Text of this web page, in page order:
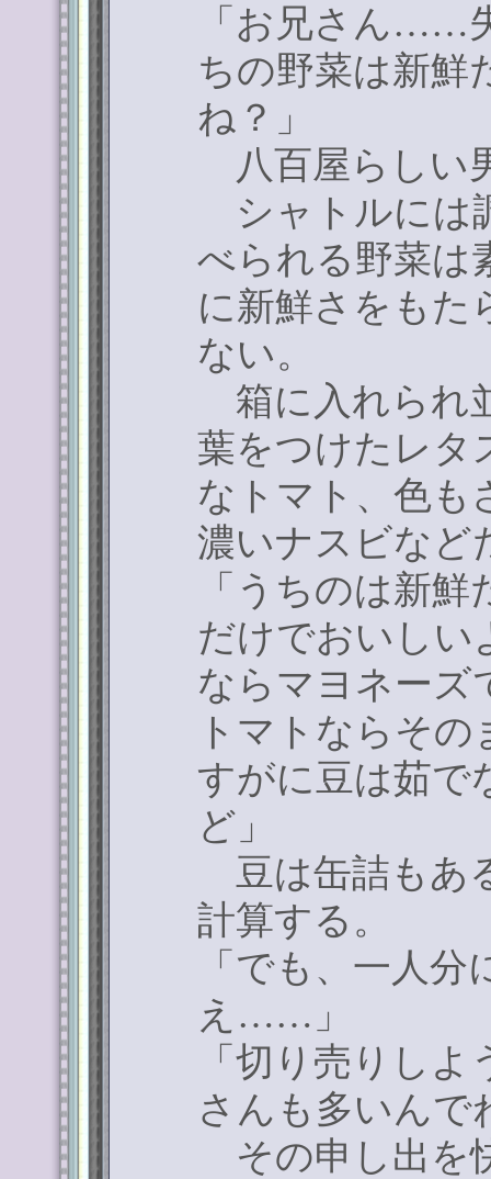
「お兄さん……
ちの野菜は新鮮
ね？」
八百屋らしい
シャトルには
べられる野菜は
に新鮮さをもた
ない。
箱に入れられ
葉をつけたレタ
なトマト、色も
濃いナスビなど
「うちのは新
だけでおいしい
ならマヨネーズ
トマトならそ
すがに豆は茹で
ど」
豆は缶詰もあ
計算する。
「でも、一人
え …… 」
「切り売りし
さんも多いんで
その申し出を